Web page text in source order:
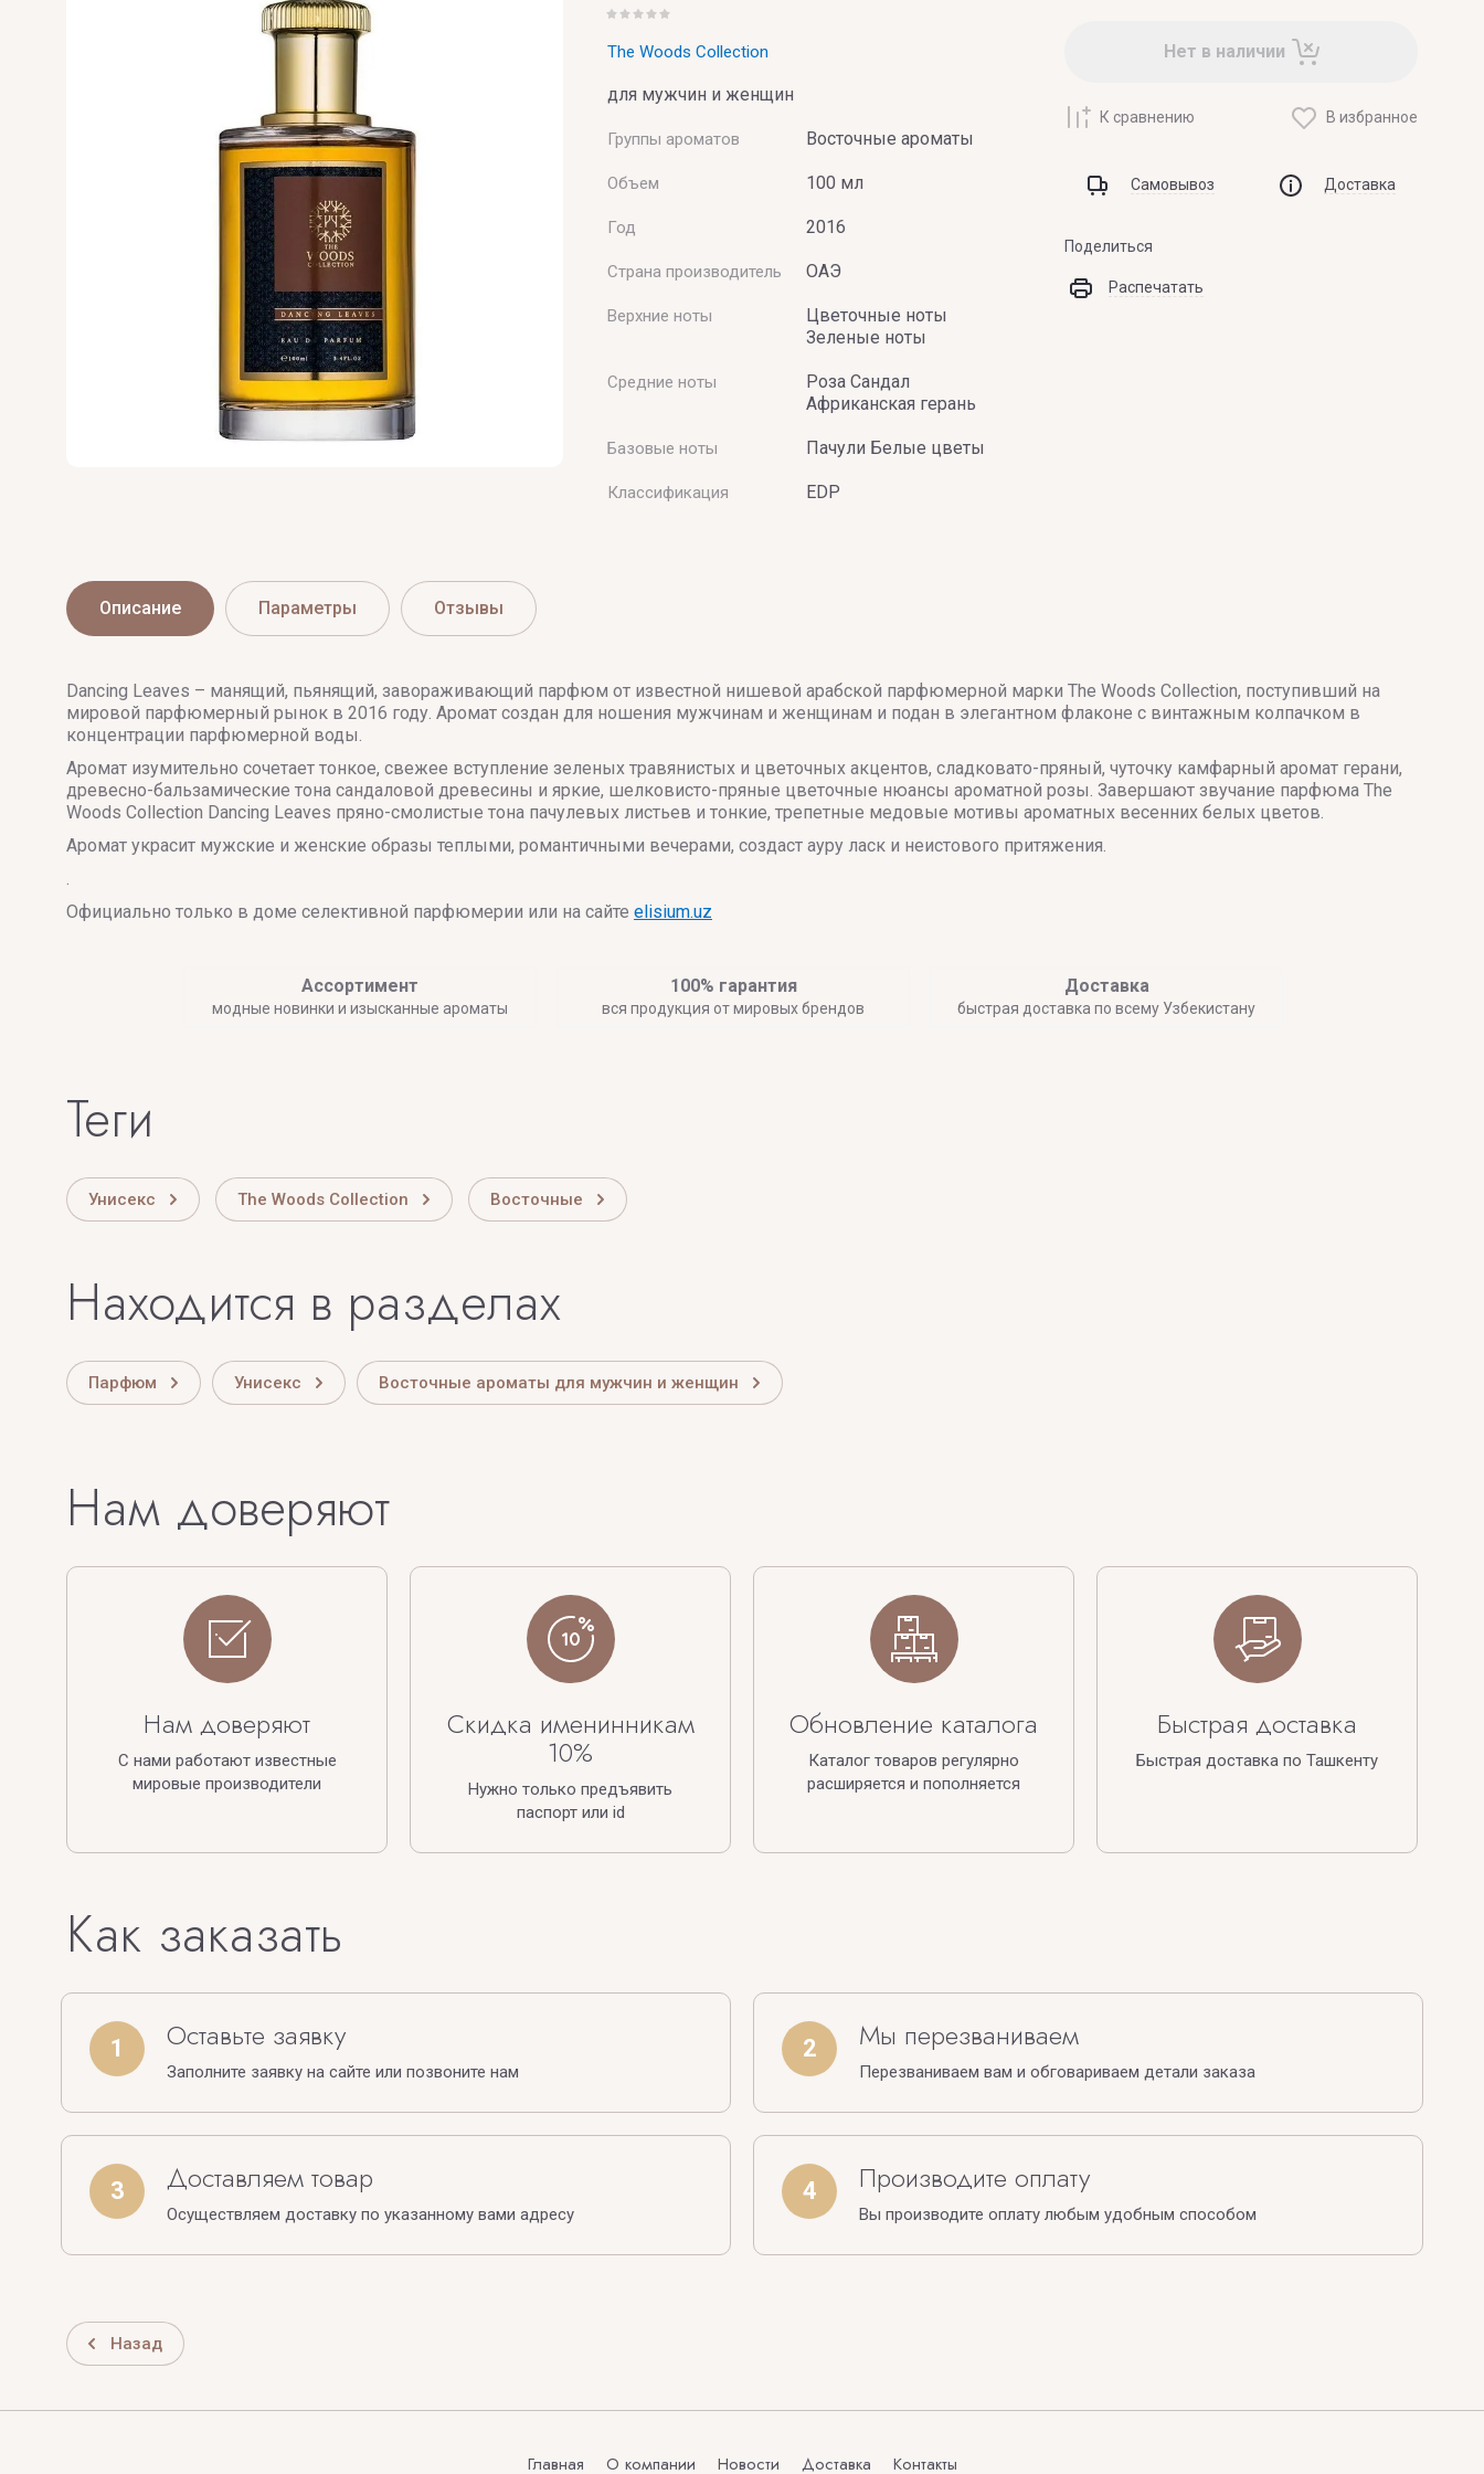
The Woods Collection
для мужчин и женщин
Группы ароматов Восточные ароматы
Объем 100 мл
Год 2016
Страна производитель ОАЭ
Верхние ноты
Цветочные ноты
Зеленые ноты
Средние ноты
Роза Сандал
Африканская герань
Базовые ноты Пачули Белые цветы
Классификация EDP
Нет в наличии
К сравнению В избранное
Самовывоз Доставка
Поделиться
Распечатать
Описание Параметры Отзывы
Dancing Leaves – манящий, пьянящий, завораживающий парфюм от известной нишевой арабской парфюмерной марки The Woods Collection, поступивший на
мировой парфюмерный рынок в 2016 году. Аромат создан для ношения мужчинам и женщинам и подан в элегантном флаконе с винтажным колпачком в
концентрации парфюмерной воды.
Аромат изумительно сочетает тонкое, свежее вступление зеленых травянистых и цветочных акцентов, сладковато-пряный, чуточку камфарный аромат герани,
древесно-бальзамические тона сандаловой древесины и яркие, шелковисто-пряные цветочные нюансы ароматной розы. Завершают звучание парфюма The
Woods Collection Dancing Leaves пряно-смолистые тона пачулевых листьев и тонкие, трепетные медовые мотивы ароматных весенних белых цветов.
Аромат украсит мужские и женские образы теплыми, романтичными вечерами, создаст ауру ласк и неистового притяжения.
.
Официально только в доме селективной парфюмерии или на сайте elisium.uz
Ассортимент
модные новинки и изысканные ароматы
100% гарантия
вся продукция от мировых брендов
Доставка
быстрая доставка по всему Узбекистану
теги
Унисекс The Woods Collection Восточные
Находится в разделах
Парфюм Унисекс Восточные ароматы для мужчин и женщин
Нам доверяют
Нам доверяют
С нами работают известные
мировые производители
Скидка именинникам
10%
Нужно только предъявить
паспорт или id
Обновление каталога
Каталог товаров регулярно
расширяется и пополняется
Быстрая доставка
Быстрая доставка по Ташкенту
Как заказать
1 Оставьте заявку
Заполните заявку на сайте или позвоните нам
2 Мы перезваниваем
Перезваниваем вам и обговариваем детали заказа
3 Доставляем товар
Осуществляем доставку по указанному вами адресу
4 Производите оплату
Вы производите оплату любым удобным способом
Назад
Главная О компании Новости Доставка Контакты
Vertus
Victoria's Secret
VIKTOR & ROLF
VILHELM PARFUMERIE
Vince Camuto